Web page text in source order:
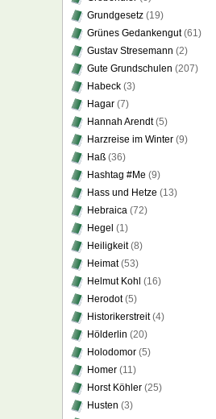
Grundgesetz (19)
Grünes Gedankengut(61)
Gustav Stresemann (2)
Gute Grundschulen (207)
Habeck (3)
Hagar (7)
Hannah Arendt(5)
Harzreise im Winter (9)
Haß (36)
Hashtag #Me (9)
Hass und Hetze (13)
Hebraica (72)
Hegel (1)
Heiligkeit(8)
Heimat(53)
Helmut Kohl (16)
Herodot(5)
Historikerstreit(4)
Hölderlin (20)
Holodomor (5)
Homer (11)
Horst Köhler (25)
Husten (3)